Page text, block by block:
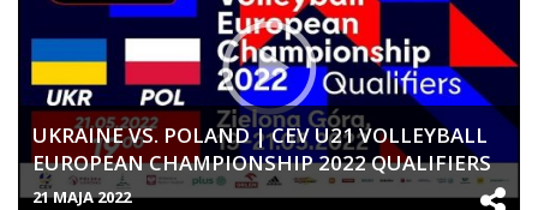
UKRAINE VS. POLAND | CEV U21 VOLLEYBALL
EUROPEAN CHAMPIONSHIP 2022 QUALIFIERS
| WOMEN
21 MAJA 2022